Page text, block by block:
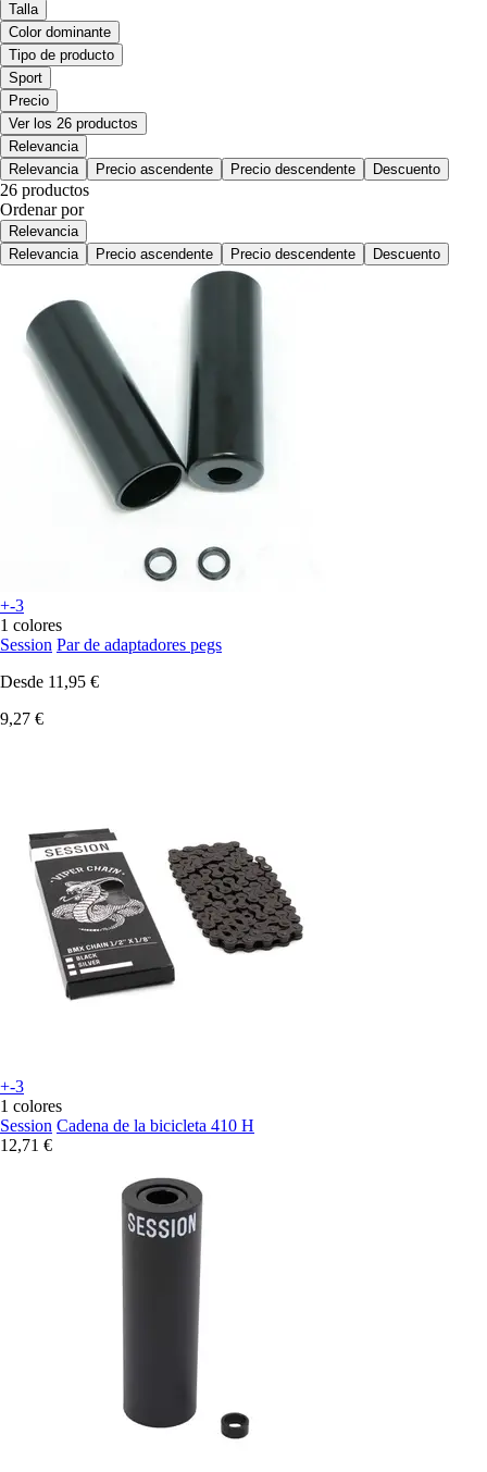
Talla
Color dominante
Tipo de producto
Sport
Precio
Ver los 26 productos
Relevancia
Relevancia
Precio ascendente Precio descendente Descuento
26 productos
Ordenar por
Relevancia
Relevancia
Precio ascendente Precio descendente Descuento
+-3
1 colores
Session Par de adaptadores pegs
Desde 11,95 €
9,27 €
+-3
1 colores
Session Cadena de la bicicleta 410 H
12,71 €